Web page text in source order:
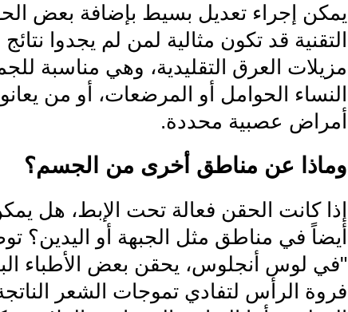
يمكن إجراء تعديل بسيط بإضافة بعض
التقنية قد تكون مثالية لمن لم يجدوا
مزيلات العرق التقليدية، وهي مناسبة
النساء الحوامل أو المرضعات، أو من
أمراض عصبية محددة.
وماذا عن مناطق أخرى من الجسم؟
إذا كانت الحقن فعالة تحت الإبط، هل
أيضاً في مناطق مثل الجبهة أو اليدين؟
"في لوس أنجلوس، يحقن بعض الأطباء
فروة الرأس لتفادي تموجات الشعر